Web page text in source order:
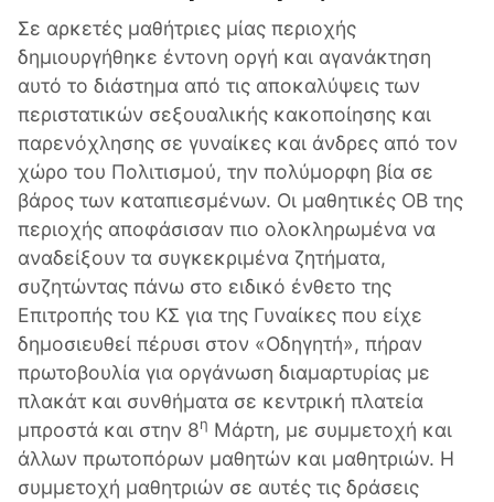
Σε αρκετές μαθήτριες μίας περιοχής
δημιουργήθηκε έντονη οργή και αγανάκτηση
αυτό το διάστημα από τις αποκαλύψεις των
περιστατικών σεξουαλικής κακοποίησης και
παρενόχλησης σε γυναίκες και άνδρες από τον
χώρο του Πολιτισμού, την πολύμορφη βία σε
βάρος των καταπιεσμένων. Οι μαθητικές ΟΒ της
περιοχής αποφάσισαν πιο ολοκληρωμένα να
αναδείξουν τα συγκεκριμένα ζητήματα,
συζητώντας πάνω στο ειδικό ένθετο της
Επιτροπής του ΚΣ για της Γυναίκες που είχε
δημοσιευθεί πέρυσι στον «Οδηγητή», πήραν
πρωτοβουλία για οργάνωση διαμαρτυρίας με
πλακάτ και συνθήματα σε κεντρική πλατεία
μπροστά και στην 8η Μάρτη, με συμμετοχή και
άλλων πρωτοπόρων μαθητών και μαθητριών. Η
συμμετοχή μαθητριών σε αυτές τις δράσεις